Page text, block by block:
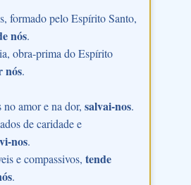
formado pelo Espírito Santo,
nós.
obra-prima do Espírito
nós.
amor e na dor, salvai-nos.
de caridade e
nos.
e compassivos, tende
.